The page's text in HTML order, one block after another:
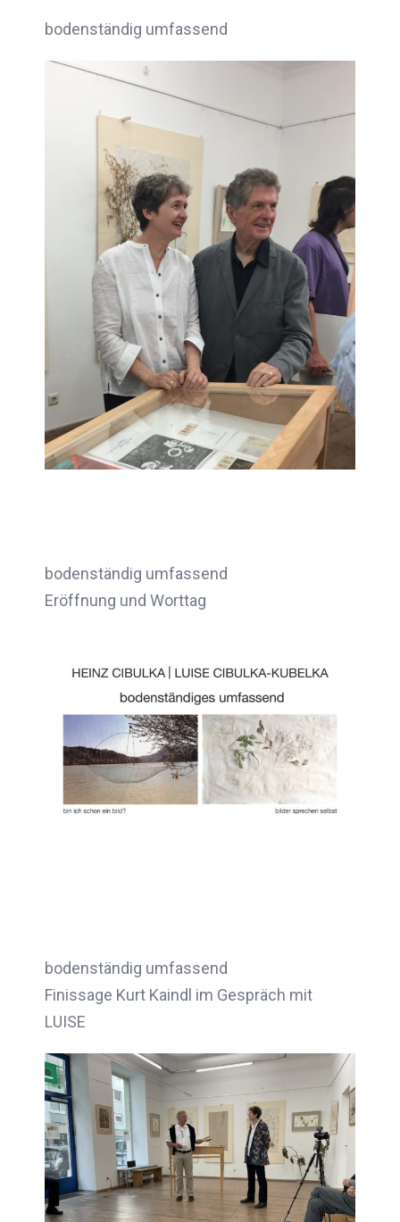
bodenständig umfassend
bodenständig umfassend
Eröffnung und Worttag
bodenständig umfassend
Finissage Kurt Kaindl im Gespräch mit
LUISE